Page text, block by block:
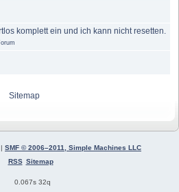
komplett ein und ich kann nicht resetten.
Sitemap
| SMF © 2006–2011, Simple Machines LLC
RSS Sitemap
0.067s 32q